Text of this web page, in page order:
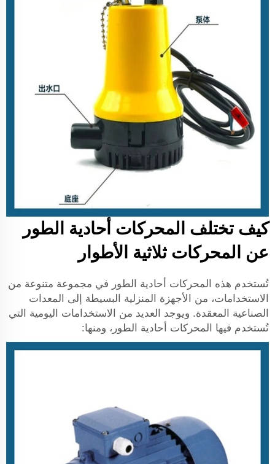
كيف تختلف المحركات أحادية الطور
عن المحركات ثلاثية الأطوار
تُستخدم هذه المحركات أحادية الطور في مجموعة متنوعة من
الاستخدامات، من الأجهزة المنزلية البسيطة إلى المعدات
الصناعية المعقدة. ويوجد العديد من الاستخدامات اليومية التي
تُستخدم فيها المحركات أحادية الطور، ومنها: